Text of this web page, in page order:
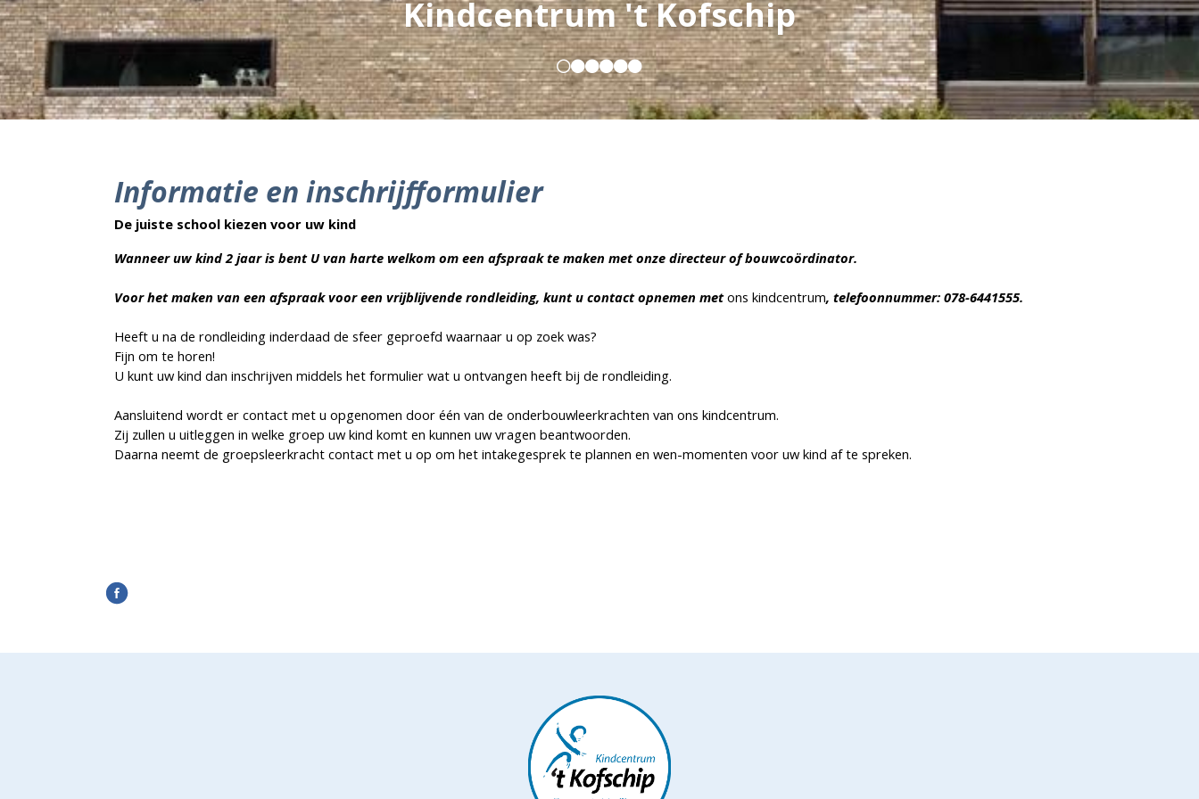
Kindcentrum 't Kofschip
Kernwaarde: vertrouwen
Informatie en inschrijfformulier
De juiste school kiezen voor uw kind
Wanneer uw kind 2 jaar is bent U van harte welkom om een afspraak te maken met onze directeur of bouwcoördinator.
Voor het maken van een afspraak voor een vrijblijvende rondleiding, kunt u contact opnemen metons kindcentrum, telefoonnummer: 078-6441555.
Heeft u na de rondleiding inderdaad de sfeer geproefd waarnaar u op zoek was?
Fijn om te horen!
U kunt uw kind dan inschrijven middels het formulier wat u ontvangen heeft bij de rondleiding.
Aansluitend wordt er contact met u opgenomen door één van de onderbouwleerkrachten van ons kindcentrum.
Zij zullen u uitleggen in welke groep uw kind komt en kunnen uw vragen beantwoorden.
Daarna neemt de groepsleerkracht contact met u op om het intakegesprek te plannen en wen-momenten voor uw kind af te spreken.